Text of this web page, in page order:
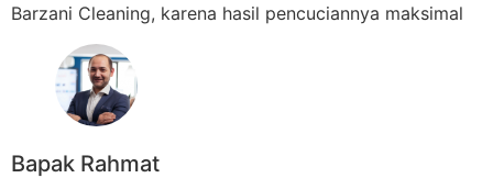
Barzani Cleaning, karena hasil pencuciannya maksimal
Bapak Rahmat